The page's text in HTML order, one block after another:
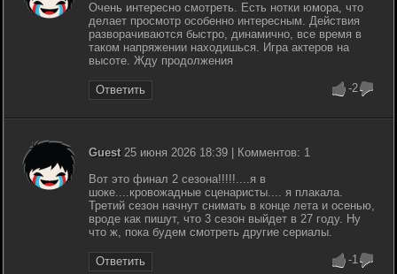
Очень интересно смотреть. Есть нотки юмора, что
делает просмотр особенно интересным. Действия
разворачиваются быстро, динамично, все время в
таком напряжении находишься. Игра актеров на
высоте. Жду продолжения
Ответить -2
Guest25 июня 2026 18:39 | Комментов: 1
Вот это финал 2 сезона!!!!!....я в
шоке....кровожадные сценаристы.... я плакала.
Третий сезон начнут снимать в конце лета и осенью,
вроде как пишут, что 3 сезон выйдет в 27 году. Ну
что ж, пока будем смотреть другие сериалы.
Ответить -1